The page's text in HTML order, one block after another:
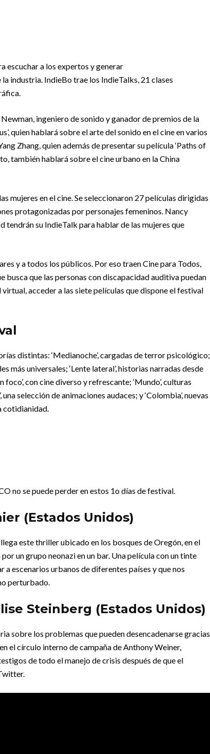
escuchar a los expertos y generar
industria. IndieBo trae los IndieTalks, 21 clases
ingeniero de sonido y ganador de premios de la
quien hablará sobre el arte del sonido en el cine en varios
Zhang, quien además de presentar su película ‘Paths of
también hablará sobre el cine urbano en la China
mujeres en el cine. Se seleccionaron 27 películas dirigidas
protagonizadas por personajes femeninos. Nancy
su IndieTalk para hablar de las mujeres que
y a todos los públicos. Por eso traen Cine para Todos,
que las personas con discapacidad auditiva puedan
acceder a las siete películas que dispone el festival
distintas: ‘Medianoche’, cargadas de terror psicológico;
más universales; ‘Lente lateral’, historias narradas desde
con cine diverso y refrescante; ‘Mundo’, culturas
selección de animaciones audaces; y ‘Colombia’, nuevas
cotidianidad.
no se puede perder en estos 1o días de festival.
(Estados Unidos)
este thriller ubicado en los bosques de Oregón, en el
un grupo neonazi en un bar. Una película con un tinte
a escenarios urbanos de diferentes países y que nos
perturbado.
Steinberg (Estados Unidos)
sobre los problemas que pueden desencadenarse gracias
el círculo interno de campaña de Anthony Weiner,
de todo el manejo de crisis después de que el